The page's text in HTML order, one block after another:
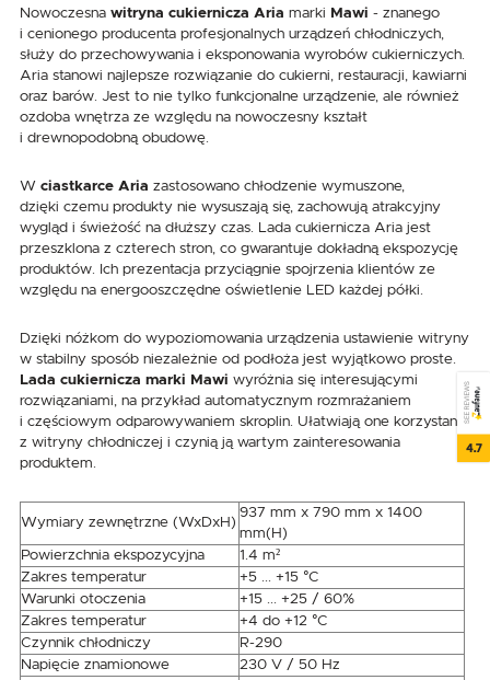
Nowoczesna witryna cukiernicza Aria marki Mawi - znanego
i cenionego producenta profesjonalnych urządzeń chłodniczych,
służy do przechowywania i eksponowania wyrobów cukierniczych.
Aria stanowi najlepsze rozwiązanie do cukierni, restauracji, kawiarni
oraz barów. Jest to nie tylko funkcjonalne urządzenie, ale również
ozdoba wnętrza ze względu na nowoczesny kształt
i drewnopodobną obudowę.
W ciastkarce Aria zastosowano chłodzenie wymuszone,
dzięki czemu produkty nie wysuszają się, zachowują atrakcyjny
wygląd i świeżość na dłuższy czas. Lada cukiernicza Aria jest
przeszklona z czterech stron, co gwarantuje dokładną ekspozycję
produktów. Ich prezentacja przyciągnie spojrzenia klientów ze
względu na energooszczędne oświetlenie LED każdej półki.
Dzięki nóżkom do wypoziomowania urządzenia ustawienie witryny
w stabilny sposób niezależnie od podłoża jest wyjątkowo proste.
Lada cukiernicza marki Mawi wyróżnia się interesującymi
rozwiązaniami, na przykład automatycznym rozmrażaniem
i częściowym odparowywaniem skroplin. Ułatwiają one korzystanie
z witryny chłodniczej i czynią ją wartym zainteresowania
produktem.
Wymiary zewnętrzne (WxDxH)
937 mm x 790 mm x 1400
mm(H)
Powierzchnia ekspozycyjna
1.4 m²
Zakres temperatur
+5 ... +15 °C
Warunki otoczenia
+15 ... +25 / 60%
Zakres temperatur
+4 do +12 °C
Czynnik chłodniczy
R-290
Napięcie znamionowe
230 V / 50 Hz
SEE REVIEWS
4.7